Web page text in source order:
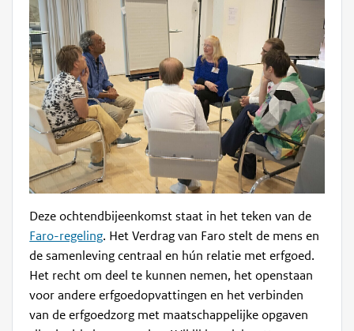
Deze ochtendbijeenkomst staat in het teken van de
Faro-regeling. Het Verdrag van Faro stelt de mens en
de samenleving centraal en hún relatie met erfgoed.
Het recht om deel te kunnen nemen, het openstaan
voor andere erfgoedopvattingen en het verbinden
van de erfgoedzorg met maatschappelijke opgaven